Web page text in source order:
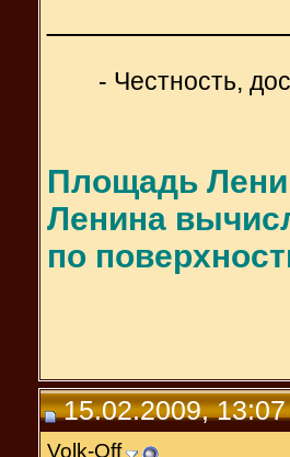
- Честность,
Площадь
Ленина
по
15.02.2009, 13:07
Volk-Off